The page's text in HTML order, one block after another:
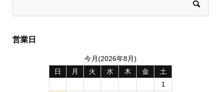
営業日
今月(2026年8月)
日
月 火 水 木 金
土
1